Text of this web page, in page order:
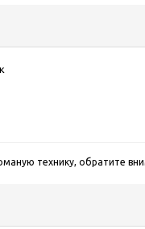
технику, обратите